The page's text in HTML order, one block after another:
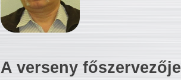
A verseny főszervezője